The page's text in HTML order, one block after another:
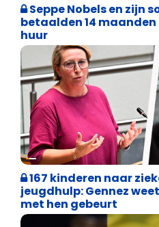
Seppe Nobels en zijn
betaalden 14
huur
Binnenland politiek
167 kinderen naar
jeugdhulp: Gennez
met hen gebeurt